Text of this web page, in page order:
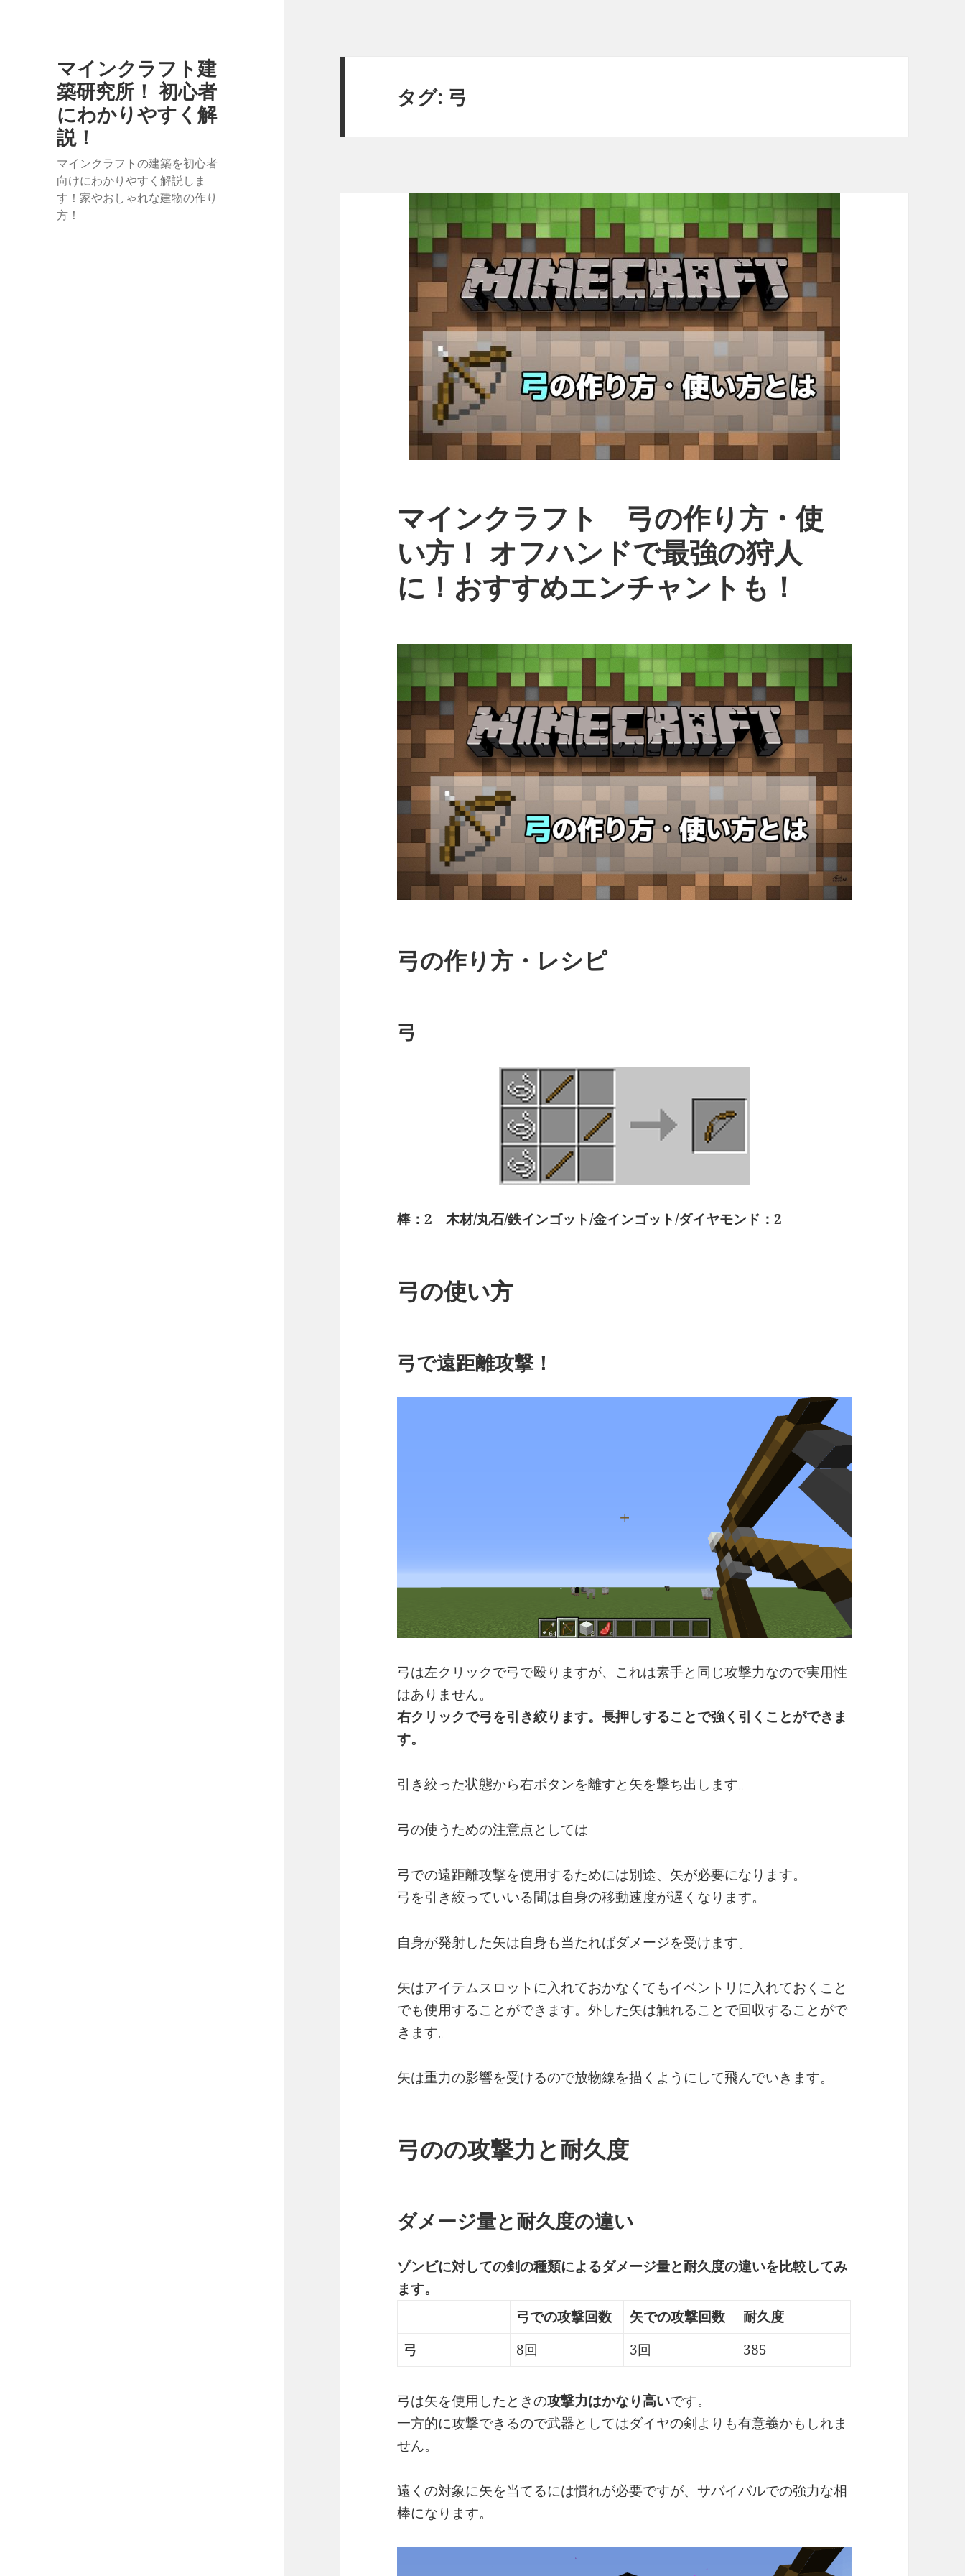
マインクラフト建
築研究所！ 初心者
にわかりやすく解
説！
マインクラフトの建築を初心者
向けにわかりやすく解説しま
す！家やおしゃれな建物の作り
方！
タグ: 弓
マインクラフト 弓の作り方・使
い方！ オフハンドで最強の狩人
に！おすすめエンチャントも！
弓の作り方・レシピ
弓
棒：2 木材/丸石/鉄インゴット/金インゴット/ダイヤモンド：2
弓の使い方
弓で遠距離攻撃！
弓は左クリックで弓で殴りますが、これは素手と同じ攻撃力なので実用性
はありません。
右クリックで弓を引き絞ります。長押しすることで強く引くことができま
す。
引き絞った状態から右ボタンを離すと矢を撃ち出します。
弓の使うための注意点としては
弓での遠距離攻撃を使用するためには別途、矢が必要になります。
弓を引き絞っていいる間は自身の移動速度が遅くなります。
自身が発射した矢は自身も当たればダメージを受けます。
矢はアイテムスロットに入れておかなくてもイベントリに入れておくこと
でも使用することができます。外した矢は触れることで回収することがで
きます。
矢は重力の影響を受けるので放物線を描くようにして飛んでいきます。
弓のの攻撃力と耐久度
ダメージ量と耐久度の違い
ゾンビに対しての剣の種類によるダメージ量と耐久度の違いを比較してみ
ます。
弓での攻撃回数
矢での攻撃回数
耐久度
弓
8回 3回 385
弓は矢を使用したときの攻撃力はかなり高いです。
一方的に攻撃できるので武器としてはダイヤの剣よりも有意義かもしれま
せん。
遠くの対象に矢を当てるには慣れが必要ですが、サバイバルでの強力な相
棒になります。